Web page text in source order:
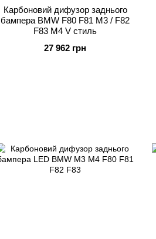
Карбоновий дифузор заднього
бампера BMW F80 F81 M3 / F82
F83 M4 V стиль
27 962 грн